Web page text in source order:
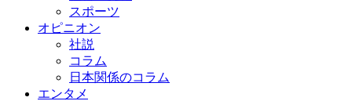
スポーツ
オピニオン
社説
コラム
日本関係のコラム
エンタメ